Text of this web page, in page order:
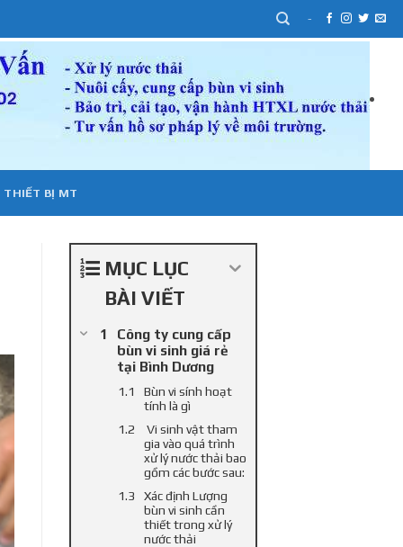
-
THIẾT BỊ MT
MỤC LỤC
BÀI VIẾT
Công ty cung cấp
bùn vi sinh giá rẻ
tại Bình Dương
Bùn vi sính hoạt
tính là gì
Vi sinh vật tham
gia vào quá trình
xử lý nước thải bao
gồm các bước sau:
Xác định Lượng
bùn vi sinh cần
thiết trong xử lý
nước thải